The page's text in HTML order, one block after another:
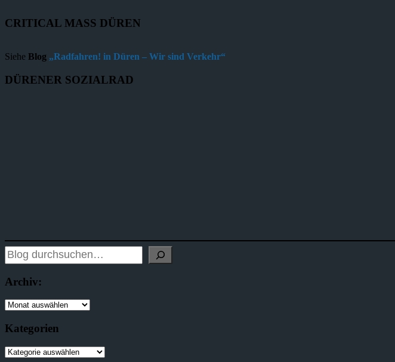
CRITICAL MASS DÜREN
Siehe Blog „Radfahren! in Düren – Wir sind Verkehr“
DÜRENER SOZIALRAD
Archiv:
Kategorien